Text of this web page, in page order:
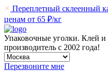
Переплетный склеенный
ценам от 65 ₽/кг
Упаковочные уголки. Клей и
производитель с 2002 года!
Перезвоните мне